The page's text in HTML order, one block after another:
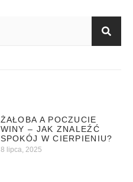
ŻAŁOBA A POCZUCIE
WINY – JAK ZNALEŹĆ
SPOKÓJ W CIERPIENIU?
8 lipca, 2025